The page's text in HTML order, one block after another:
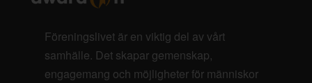
Föreningslivet är en viktig del av vårt
samhälle. Det skapar gemenskap,
engagemang och möjligheter för människor